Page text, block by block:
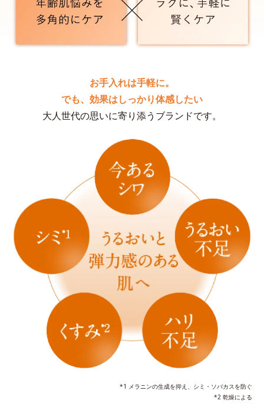
お手入れは⼿軽に。
でも、効果はしっかり体感したい
大人世代の思いに寄り添うブランドです。
*1 メラニンの生成を抑え、シミ・ソバカスを防ぐ
*2 乾燥による